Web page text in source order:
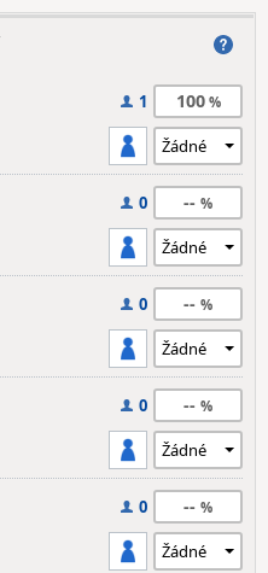
1 100
0 --
0 --
0 --
0 --